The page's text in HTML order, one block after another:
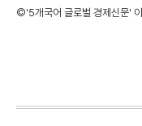
©'5개국어 글로벌 경제신문' 아